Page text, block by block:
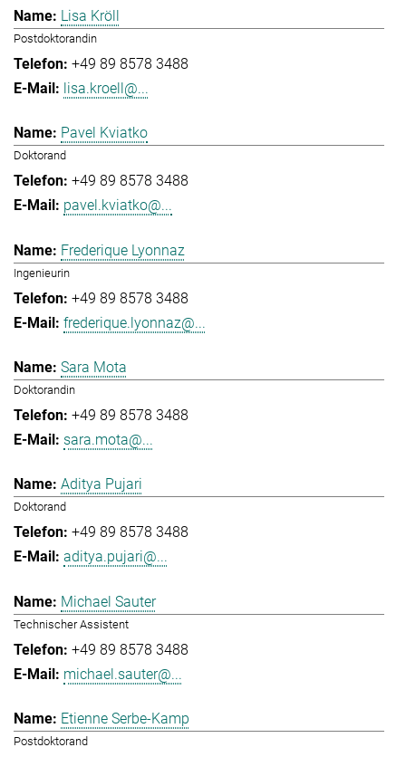
Lisa Kröll
Postdoktorandin
+49 89 8578 3488
lisa.kroell@...
Pavel Kviatko
Doktorand
+49 89 8578 3488
pavel.kviatko@...
Frederique Lyonnaz
Ingenieurin
+49 89 8578 3488
frederique.lyonnaz@...
Sara Mota
Doktorandin
+49 89 8578 3488
sara.mota@...
Aditya Pujari
Doktorand
+49 89 8578 3488
aditya.pujari@...
Michael Sauter
Technischer Assistent
+49 89 8578 3488
michael.sauter@...
Etienne Serbe-Kamp
Postdoktorand